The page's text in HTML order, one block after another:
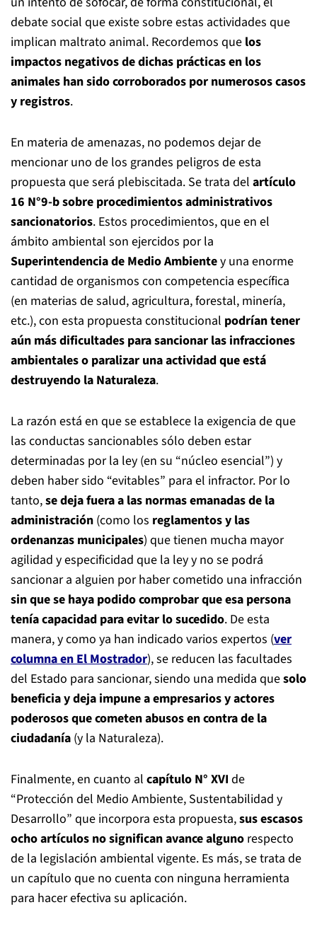
debate social que existe sobre estas actividades que
implican maltrato animal. Recordemos que los
impactos negativos de dichas prácticas en los
animales han sido corroborados por numerosos casos
y registros.
En materia de amenazas, no podemos dejar de
mencionar uno de los grandes peligros de esta
propuesta que será plebiscitada. Se trata del artículo
16 N°9-b sobre procedimientos administrativos
sancionatorios. Estos procedimientos, que en el
ámbito ambiental son ejercidos por la
Superintendencia de Medio Ambientey una enorme
cantidad de organismos con competencia específica
(en materias de salud, agricultura, forestal, minería,
etc.), con esta propuesta constitucional podrían tener
aún más dificultades para sancionar las infracciones
ambientales o paralizar una actividad que está
destruyendo la Naturaleza.
La razón está en que se establece la exigencia de que
las conductas sancionables sólo deben estar
determinadas por la ley (en su “núcleo esencial”) y
deben haber sido “evitables” para el infractor. Por lo
tanto,se deja fuera a las normas emanadas de la
administración (como los reglamentos y las
ordenanzas municipales) que tienen mucha mayor
agilidad y especificidad que la ley y no se podrá
sancionar a alguien por haber cometido una infracción
sin que se haya podido comprobar que esa persona
tenía capacidad para evitar lo sucedido. De esta
manera, y como ya han indicado varios expertos (ver
columna en El Mostrador), se reducen las facultades
del Estado para sancionar, siendo una medida quesolo
beneficia y deja impune a empresarios y actores
poderosos que cometen abusos en contra de la
ciudadanía (y la Naturaleza).
Finalmente, en cuanto al capítulo N° XVI de
“Protección del Medio Ambiente, Sustentabilidad y
Desarrollo” que incorpora esta propuesta,sus escasos
ocho artículos no significan avance alguno respecto
de la legislación ambiental vigente. Es más, se trata de
un capítulo que no cuenta con ninguna herramienta
para hacer efectiva su aplicación.